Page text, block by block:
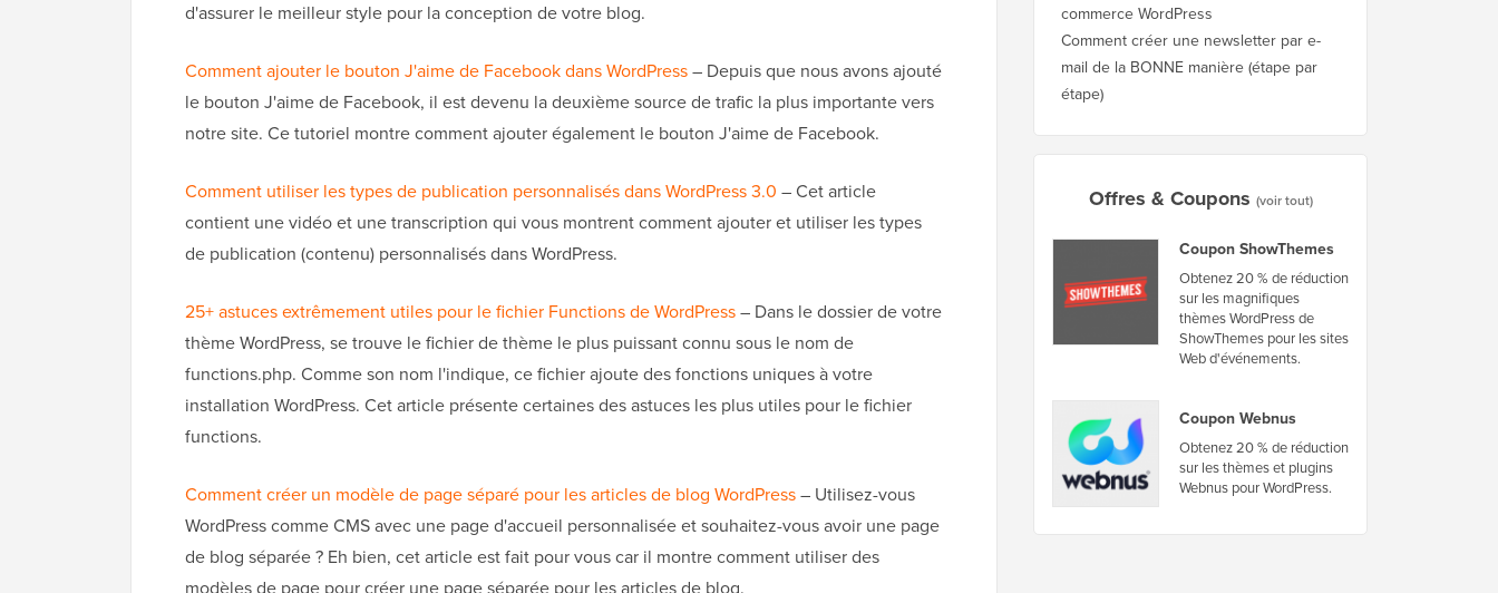
d'assurer le meilleur style pour la conception de votre blog.
Comment ajouter le bouton J'aime de Facebook dans WordPress– Depuis que nous avons ajouté
le bouton J'aime de Facebook, il est devenu la deuxième source de trafic la plus importante vers
notre site. Ce tutoriel montre comment ajouter également le bouton J'aime de Facebook.
Comment utiliser les types de publication personnalisés dans WordPress 3.0 – Cet article
contient une vidéo et une transcription qui vous montrent comment ajouter et utiliser les types
de publication (contenu) personnalisés dans WordPress.
25+ astuces extrêmement utiles pour le fichier Functions de WordPress– Dans le dossier de votre
thème WordPress, se trouve le fichier de thème le plus puissant connu sous le nom de
functions.php. Comme son nom l'indique, ce fichier ajoute des fonctions uniques à votre
installation WordPress. Cet article présente certaines des astuces les plus utiles pour le fichier
functions.
Comment créer un modèle de page séparé pour les articles de blog WordPress– Utilisez-vous
WordPress comme CMS avec une page d'accueil personnalisée et souhaitez-vous avoir une page
de blog séparée ? Eh bien, cet article est fait pour vous car il montre comment utiliser des
commerce WordPress
Comment créer une newsletter par e-
mail de la BONNE manière (étape par
étape)
Offres & Coupons (voir tout)
Coupon ShowThemes
Obtenez 20 % de réduction
sur les magnifiques
thèmes WordPress de
ShowThemes pour les sites
Web d'événements.
Coupon Webnus
Obtenez 20 % de réduction
sur les thèmes et plugins
Webnus pour WordPress.